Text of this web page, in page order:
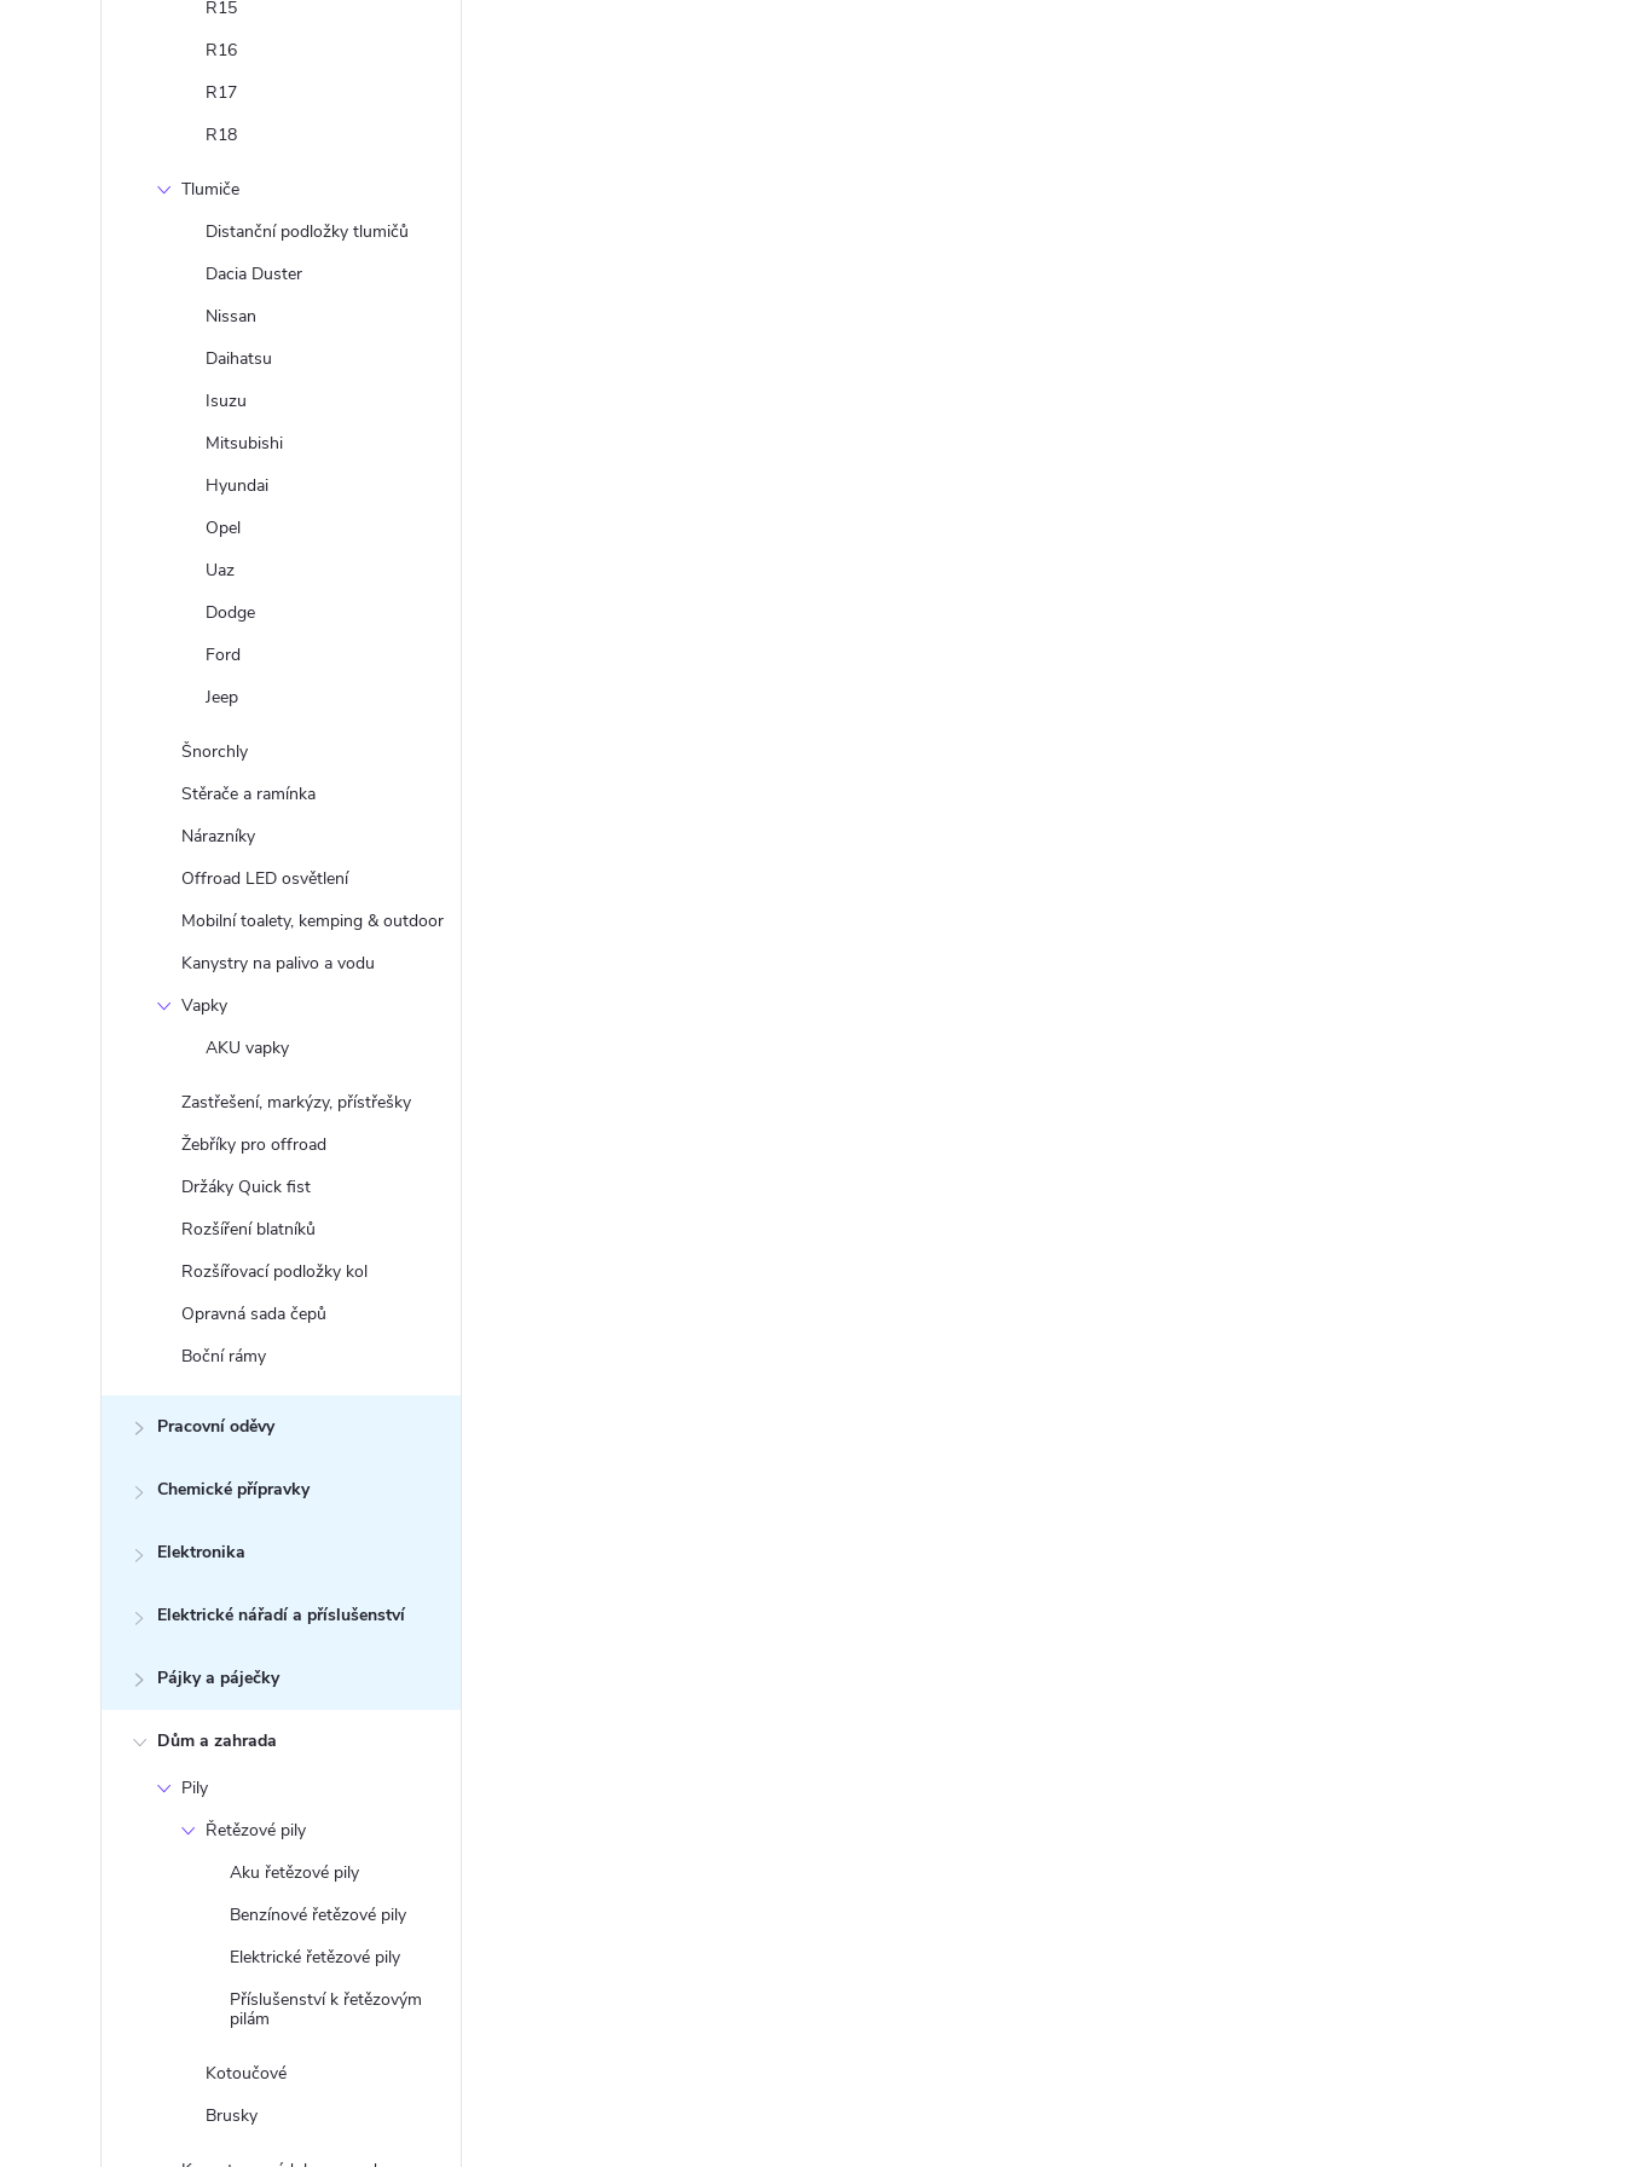
R15
R16
R17
R18
Tlumiče
Distanční podložky tlumičů
Dacia Duster
Nissan
Daihatsu
Isuzu
Mitsubishi
Hyundai
Opel
Uaz
Dodge
Ford
Jeep
Šnorchly
Stěrače a ramínka
Nárazníky
Offroad LED osvětlení
Mobilní toalety, kemping & outdoor
Kanystry na palivo a vodu
Vapky
AKU vapky
Zastřešení, markýzy, přístřešky
Žebříky pro offroad
Držáky Quick fist
Rozšíření blatníků
Rozšířovací podložky kol
Opravná sada čepů
Boční rámy
Pracovní oděvy
Chemické přípravky
Elektronika
Elektrické nářadí a příslušenství
Pájky a páječky
Dům a zahrada
Pily
Řetězové pily
Aku řetězové pily
Benzínové řetězové pily
Elektrické řetězové pily
Příslušenství k řetězovým
pilám
Kotoučové
Brusky